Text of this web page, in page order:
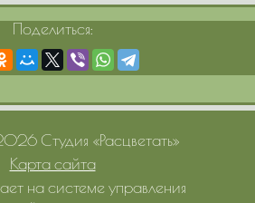
Поделиться:
Студия «Расцветать»
Карта сайта
на системе управления